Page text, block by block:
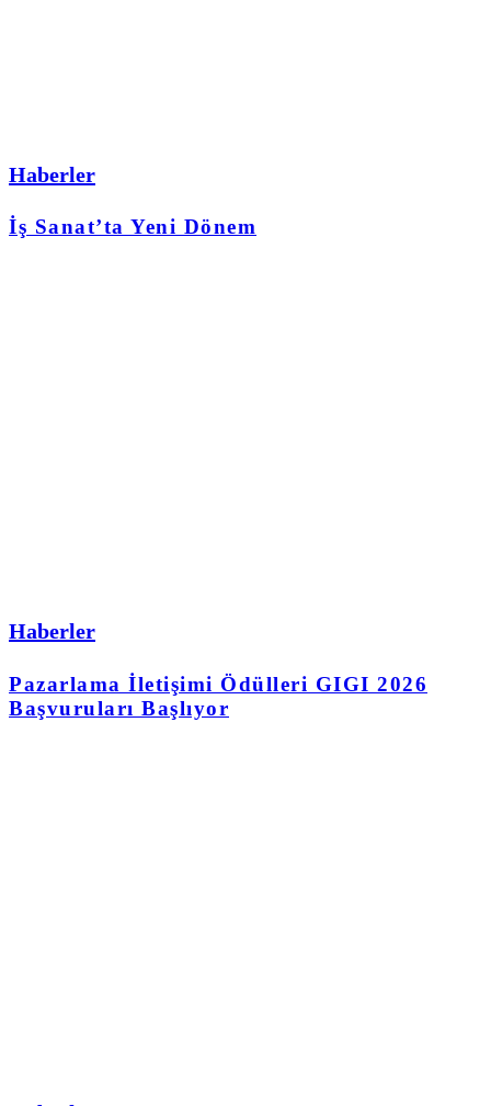
Haberler
İş Sanat’ta Yeni Dönem
Haberler
Pazarlama İletişimi Ödülleri GIGI 2026
Başvuruları Başlıyor